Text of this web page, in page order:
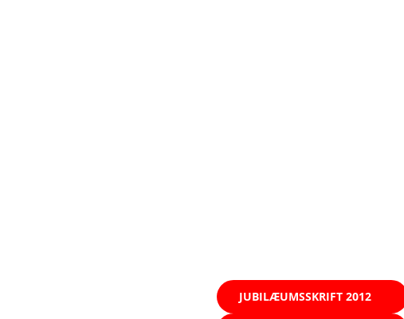
JUBILÆUMSSKRIFT 2012